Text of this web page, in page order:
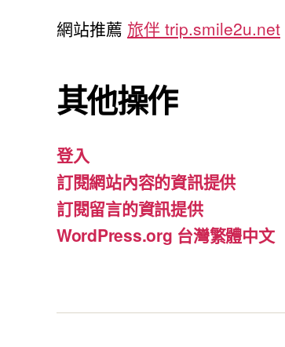
網站推薦 旅伴 trip.smile2u.net
其他操作
登入
訂閱網站內容的資訊提供
訂閱留言的資訊提供
WordPress.org 台灣繁體中文